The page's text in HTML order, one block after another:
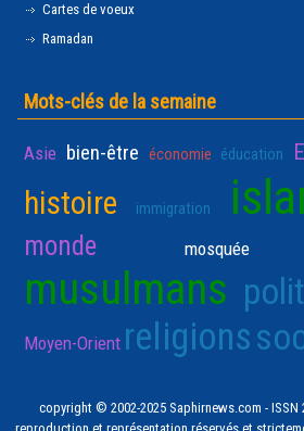
Cartes de voeux
Ramadan
Mots-clés de la semaine
Asie bien-être économie éducation
histoire immigration
monde mosquée
musulmans
Moyen-Orient religions
copyright © 2002-2025 Saphirnews.com -